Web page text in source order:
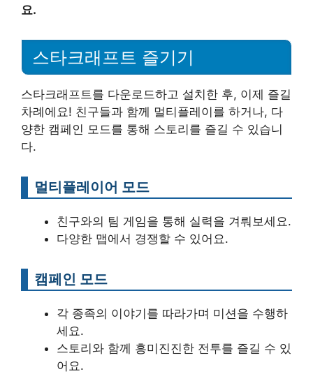
요.
스타크래프트 즐기기
스타크래프트를 다운로드하고 설치한 후, 이제 즐길
차례에요! 친구들과 함께 멀티플레이를 하거나, 다
양한 캠페인 모드를 통해 스토리를 즐길 수 있습니
다.
멀티플레이어 모드
친구와의 팀 게임을 통해 실력을 겨뤄보세요.
다양한 맵에서 경쟁할 수 있어요.
캠페인 모드
각 종족의 이야기를 따라가며 미션을 수행하
세요.
스토리와 함께 흥미진진한 전투를 즐길 수 있
어요.